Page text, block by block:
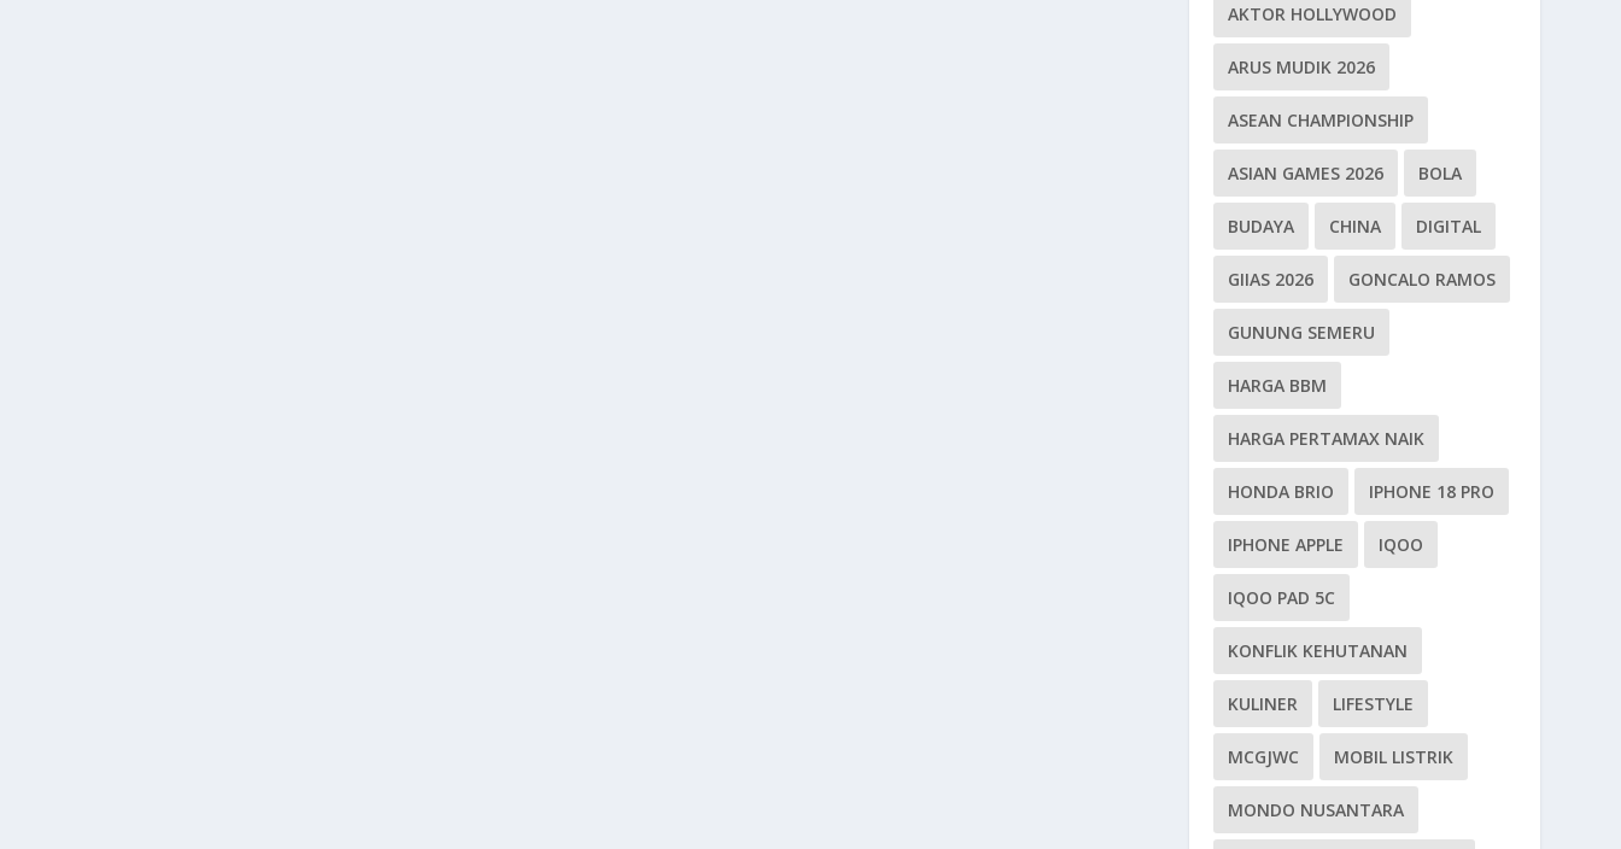
AKTOR HOLLYWOOD
ARUS MUDIK 2026
ASEAN CHAMPIONSHIP
ASIAN GAMES 2026 BOLA
BUDAYA CHINA DIGITAL
GIIAS 2026 GONCALO RAMOS
GUNUNG SEMERU
HARGA BBM
HARGA PERTAMAX NAIK
HONDA BRIO IPHONE 18 PRO
IPHONE APPLE IQOO
IQOO PAD 5C
KONFLIK KEHUTANAN
KULINER LIFESTYLE
MCGJWC MOBIL LISTRIK
MONDO NUSANTARA